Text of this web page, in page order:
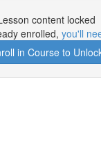
content locked
enrolled, you'll
in Course to